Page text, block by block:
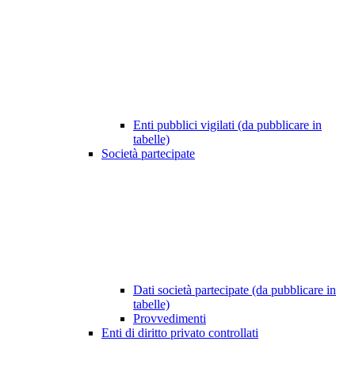
Enti pubblici vigilati (da pubblicare in
tabelle)
Società partecipate
Dati società partecipate (da pubblicare in
tabelle)
Provvedimenti
Enti di diritto privato controllati